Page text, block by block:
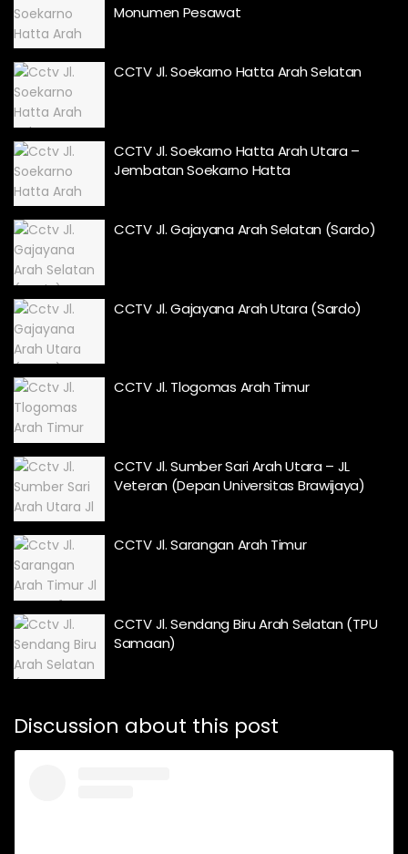
Monumen Pesawat
CCTV Jl. Soekarno Hatta Arah Selatan
CCTV Jl. Soekarno Hatta Arah Utara –
Jembatan Soekarno Hatta
CCTV Jl. Gajayana Arah Selatan (Sardo)
CCTV Jl. Gajayana Arah Utara (Sardo)
CCTV Jl. Tlogomas Arah Timur
CCTV Jl. Sumber Sari Arah Utara – JL
Veteran (Depan Universitas Brawijaya)
CCTV Jl. Sarangan Arah Timur
CCTV Jl. Sendang Biru Arah Selatan (TPU
Samaan)
Discussion about this post